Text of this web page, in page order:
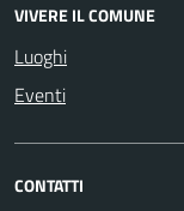
VIVERE IL COMUNE
Luoghi
Eventi
CONTATTI